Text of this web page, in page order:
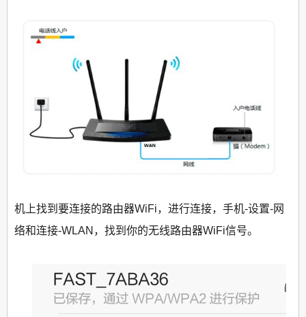
机上找到要连接的路由器WiFi，进行连接，手机-设置-网
络和连接-WLAN，找到你的无线路由器WiFi信号。